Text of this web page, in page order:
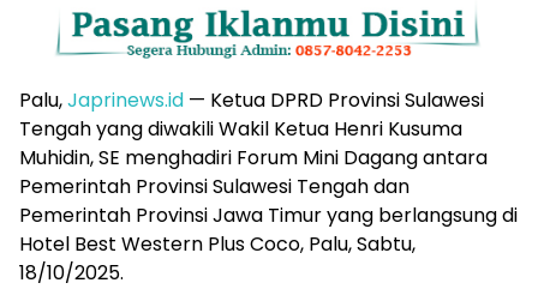
Palu,Japrinews.id — Ketua DPRD Provinsi Sulawesi
Tengah yang diwakili Wakil Ketua Henri Kusuma
Muhidin, SE menghadiri Forum Mini Dagang antara
Pemerintah Provinsi Sulawesi Tengah dan
Pemerintah Provinsi Jawa Timur yang berlangsung di
Hotel Best Western Plus Coco, Palu, Sabtu,
18/10/2025.